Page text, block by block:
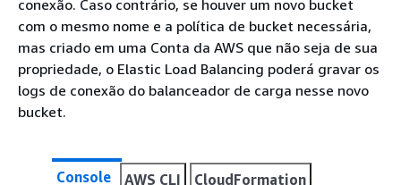
conexão. Caso contrário, se houver um novo bucket
com o mesmo nome e a política de bucket necessária,
mas criado em uma Conta da AWS que não seja de sua
propriedade, o Elastic Load Balancing poderá gravar os
logs de conexão do balanceador de carga nesse novo
bucket.
Console AWS CLI CloudFormation